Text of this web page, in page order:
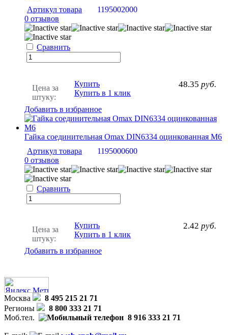
Артикул товара
1195002000
0 отзывов
Сравнить
Цена за
штуку:
48.35 руб.
Купить
Купить в 1 клик
Добавить в избранное
Гайка соединительная Omax DIN6334 оцинкованная M6
Артикул товара
1195000600
0 отзывов
Сравнить
Цена за
штуку:
2.42 руб.
Купить
Купить в 1 клик
Добавить в избранное
Москва
8 495 215 21 71
Регионы
8 800 333 21 71
Моб.тел.
8 916 333 21 71